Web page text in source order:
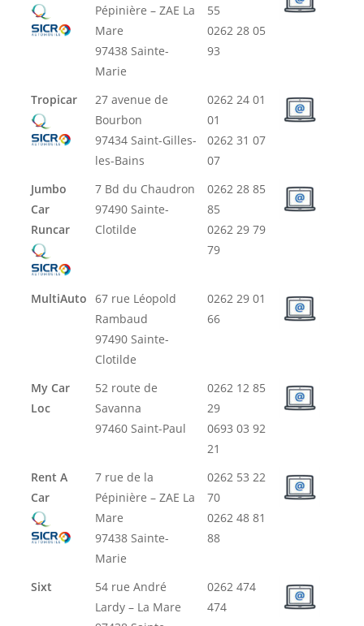
Pépinière – ZAE La
Mare
97438 Sainte-
Marie
55
0262 28 05
93
Tropicar
27 avenue de
Bourbon
97434 Saint-Gilles-
les-Bains
0262 24 01
01
0262 31 07
07
Jumbo
Car
Runcar
7 Bd du Chaudron
97490 Sainte-
Clotilde
0262 28 85
85
0262 29 79
79
MultiAuto 67 rue Léopold
Rambaud
97490 Sainte-
Clotilde
0262 29 01
66
My Car
Loc
52 route de
Savanna
97460 Saint-Paul
0262 12 85
29
0693 03 92
21
Rent A
Car
7 rue de la
Pépinière – ZAE La
Mare
97438 Sainte-
Marie
0262 53 22
70
0262 48 81
88
Sixt
54 rue André
Lardy – La Mare
0262 474
474